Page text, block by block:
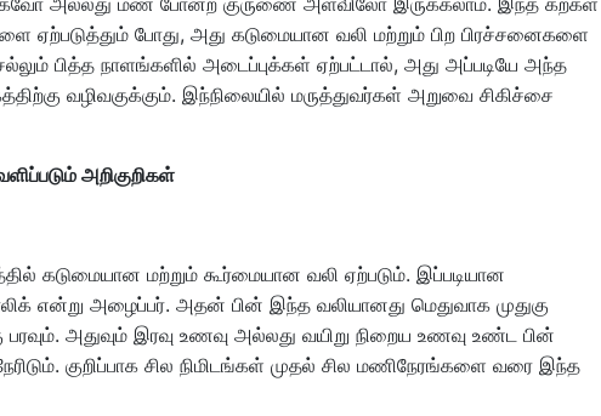
ஏற்படுத்தும் போது, அது கடுமையான வலி மற்றும் பிற பிரச்சனைகளை
பித்த நாளங்களில் அடைப்புக்கள் ஏற்பட்டால், அது அப்படியே அந்த
வழிவகுக்கும். இந்நிலையில் மருத்துவர்கள் அறுவை சிகிச்சை
அறிகுறிகள்
கடுமையான மற்றும் கூர்மையான வலி ஏற்படும். இப்படியான
என்று அழைப்பர். அதன் பின் இந்த வலியானது மெதுவாக முதுகு
அதுவும் இரவு உணவு அல்லது வயிறு நிறைய உணவு உண்ட பின்
குறிப்பாக சில நிமிடங்கள் முதல் சில மணிநேரங்களை வரை இந்த